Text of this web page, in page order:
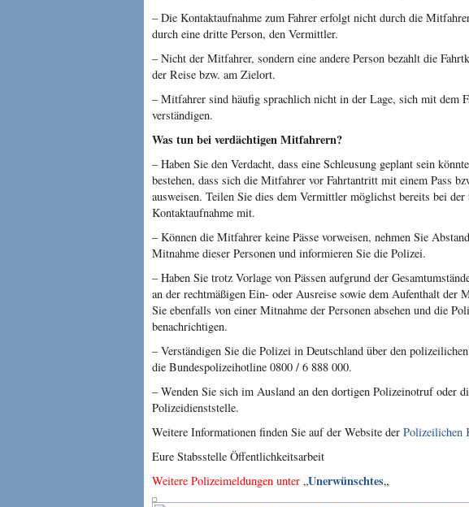
– Die Kontaktaufnahme zum Fahrer erfolgt nicht durch die
durch eine dritte Person, den Vermittler.
– Nicht der Mitfahrer, sondern eine andere Person bezahlt die
der Reise bzw. am Zielort.
– Mitfahrer sind häufig sprachlich nicht in der Lage, sich mit dem
verständigen.
Was tun bei verdächtigen Mitfahrern?
– Haben Sie den Verdacht, dass eine Schleusung geplant sein
bestehen, dass sich die Mitfahrer vor Fahrtantritt mit einem Pass
ausweisen. Teilen Sie dies dem Vermittler möglichst bereits bei der
Kontaktaufnahme mit.
– Können die Mitfahrer keine Pässe vorweisen, nehmen Sie
Mitnahme dieser Personen und informieren Sie die Polizei.
– Haben Sie trotz Vorlage von Pässen aufgrund der
an der rechtmäßigen Ein- oder Ausreise sowie dem Aufenthalt der
Sie ebenfalls von einer Mitnahme der Personen absehen und die
benachrichtigen.
– Verständigen Sie die Polizei in Deutschland über den
die Bundespolizeihotline 0800 / 6 888 000.
– Wenden Sie sich im Ausland an den dortigen Polizeinotruf oder
Polizeidienststelle.
Weitere Informationen finden Sie auf der Website der Polizeilichen
Eure Stabsstelle Öffentlichkeitsarbeit
Weitere Polizeimeldungen unter „Unerwünschtes„